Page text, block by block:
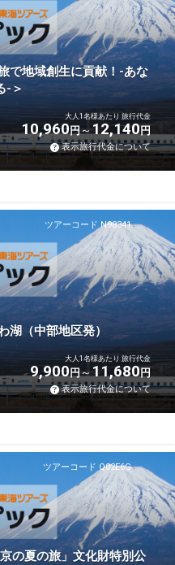
で地域創生に貢献！-あな
-＞
大人1名様あたり 旅行代金
10,960円 12,140円
表示旅行代金について
ツアーコード N98341
（中部地区発）
大人1名様あたり 旅行代金
9,900円 11,680円
表示旅行代金について
ツアーコード Q02E6G
の夏の旅」文化財特別公